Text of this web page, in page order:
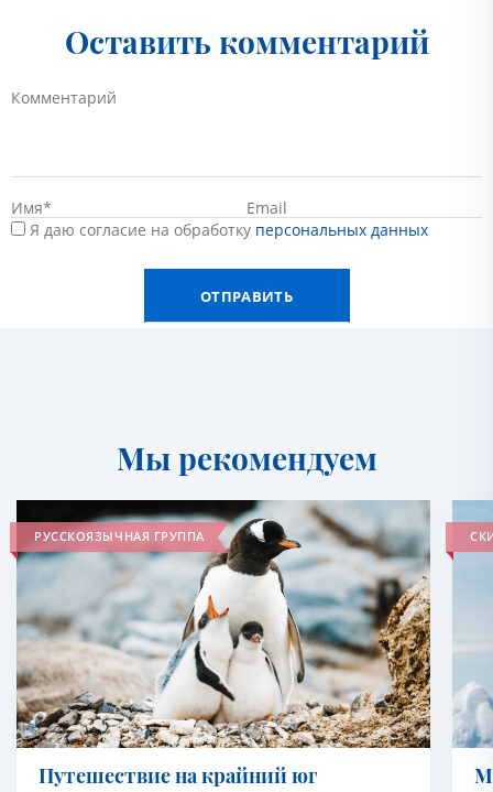
Оставить комментарий
Я даю согласие на обработку персональных данных
Мы рекомендуем
РУССКОЯЗЫЧНАЯ ГРУППА
Путешествие на крайний юг